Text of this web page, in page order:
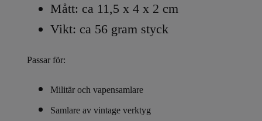
Mått: ca 11,5 x 4 x 2 cm
Vikt: ca 56 gram styck
Passar för:
Militär och vapensamlare
Samlare av vintage verktyg